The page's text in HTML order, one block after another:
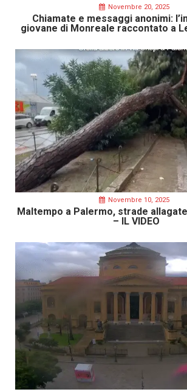
Novembre 20, 2025
Chiamate e messaggi anonimi:
giovane di Monreale raccontato a
Novembre 10, 2025
Maltempo a Palermo, strade
– IL VIDEO